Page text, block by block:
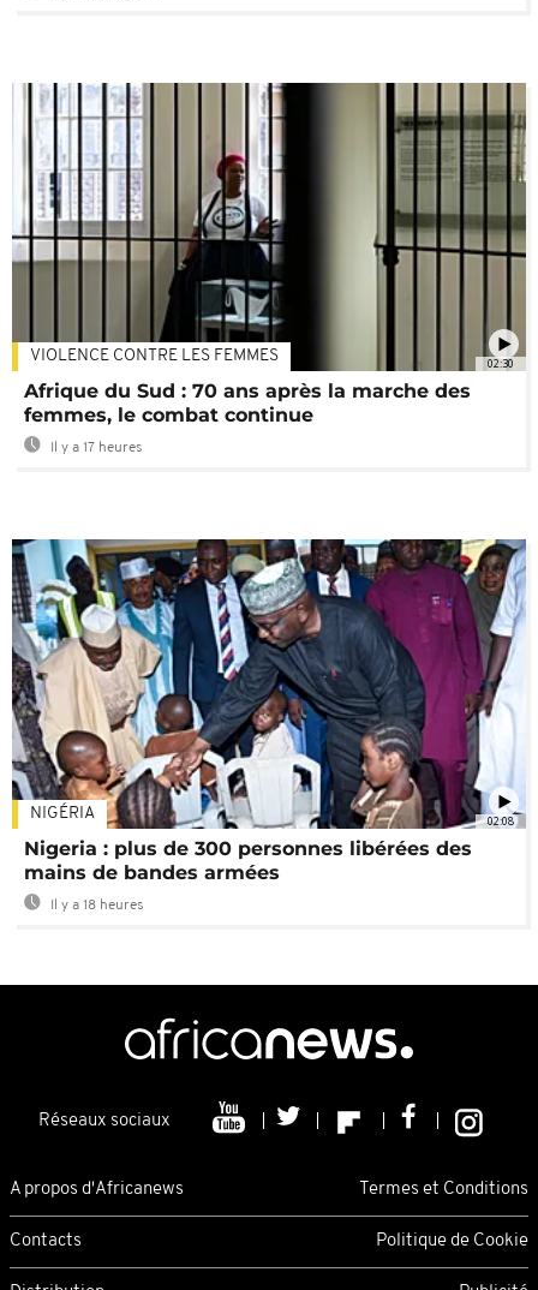
02:30
VIOLENCE CONTRE LES FEMMES
Afrique du Sud : 70 ans après la marche des
femmes, le combat continue
Il y a 17 heures
02:08
NIGÉRIA
Nigeria : plus de 300 personnes libérées des
mains de bandes armées
Il y a 18 heures
Réseaux sociaux
A propos d'Africanews Termes et Conditions
Contacts Politique de Cookie